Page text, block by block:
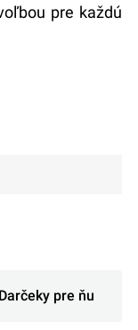
pre každú
Darčeky pre ňu